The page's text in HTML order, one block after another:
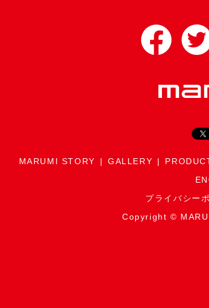
MARUMI STORY GALLERY
プライバシー
Copyright ©